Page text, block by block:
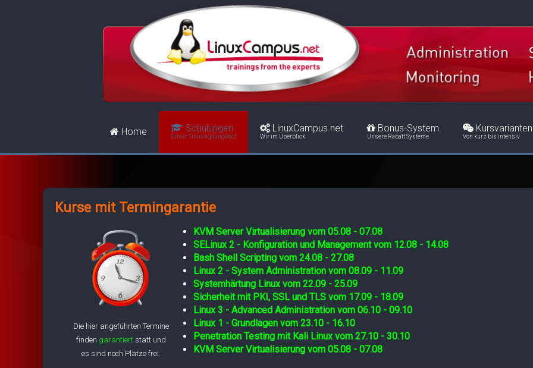
Home Schulungen
Unser Trainingsangebot
LinuxCampus.net
Wir im Überblick
Bonus-System
Unsere Rabatt Systeme
Kursvarianten
Von kurz bis intensiv
Kurse mit Termingarantie
Die hier angeführten Termine
finden garantiert statt und
es sind noch Plätze frei.
KVM Server Virtualisierung vom 05.08 - 07.08
SELinux 2 - Konfiguration und Management vom 12.08 - 14.08
Bash Shell Scripting vom 24.08 - 27.08
Linux 2 - System Administration vom 08.09 - 11.09
Systemhärtung Linux vom 22.09 - 25.09
Sicherheit mit PKI, SSL und TLS vom 17.09 - 18.09
Linux 3 - Advanced Administration vom 06.10 - 09.10
Linux 1 - Grundlagen vom 23.10 - 16.10
Penetration Testing mit Kali Linux vom 27.10 - 30.10
KVM Server Virtualisierung vom 05.08 - 07.08